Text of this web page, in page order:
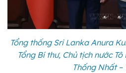
Tổng thống Sri Lanka Anura
Tổng Bí thư, Chủ tịch nước
Thống Nhất –